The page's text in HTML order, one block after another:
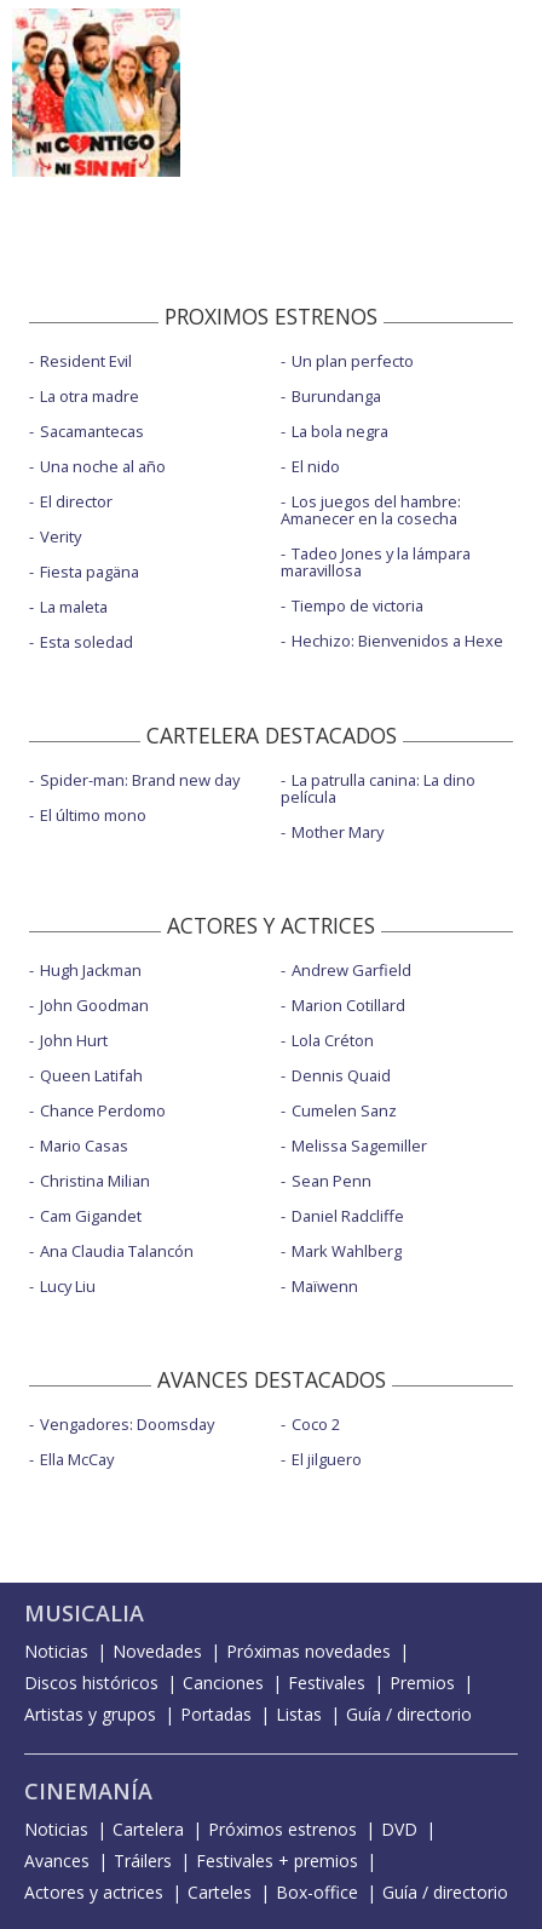
PROXIMOS ESTRENOS
Resident Evil
La otra madre
Sacamantecas
Una noche al año
El director
Verity
Fiesta pagäna
La maleta
Esta soledad
Un plan perfecto
Burundanga
La bola negra
El nido
Los juegos del hambre:
Amanecer en la cosecha
Tadeo Jones y la lámpara
maravillosa
Tiempo de victoria
Hechizo: Bienvenidos a Hexe
CARTELERA DESTACADOS
Spider-man: Brand new day
El último mono
La patrulla canina: La dino
película
Mother Mary
ACTORES Y ACTRICES
Hugh Jackman
John Goodman
John Hurt
Queen Latifah
Chance Perdomo
Mario Casas
Christina Milian
Cam Gigandet
Ana Claudia Talancón
Lucy Liu
Andrew Garfield
Marion Cotillard
Lola Créton
Dennis Quaid
Cumelen Sanz
Melissa Sagemiller
Sean Penn
Daniel Radcliffe
Mark Wahlberg
Maïwenn
AVANCES DESTACADOS
Vengadores: Doomsday
Ella McCay
Coco 2
El jilguero
MUSICALIA
Noticias Novedades
Próximas novedades
Discos históricos
Canciones Festivales
Premios
Artistas y grupos
Portadas Listas Guía / directorio
CINEMANÍA
Noticias Cartelera Próximos estrenos
DVD
Avances
Tráilers
Festivales + premios
Actores y actrices
Carteles Box-office Guía / directorio